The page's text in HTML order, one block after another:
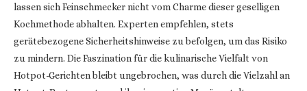
lassen sich Feinschmecker nicht vom Charme dieser geselligen
Kochmethode abhalten. Experten empfehlen, stets
gerätebezogene Sicherheitshinweise zu befolgen, um das Risiko
zu mindern. Die Faszination für die kulinarische Vielfalt von
Hotpot-Gerichten bleibt ungebrochen, was durch die Vielzahl an